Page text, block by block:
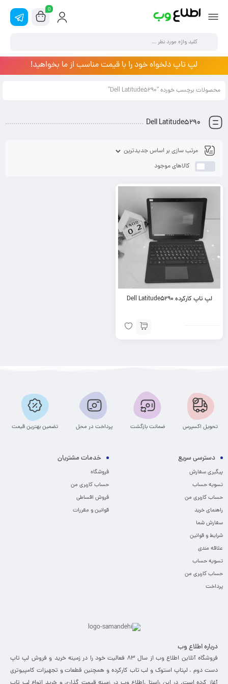
0
لپ تاپ دلخواه خود را با قیمت مناسب از ما بخواهید!
محصولات برچسب خورده “Dell Latitude5290”
Dell Latitude5290
کالاهای موجود
لپ تاپ کارکرده Dell Latitude5290
تحویل اکسپرس ضمانت بازگشت پرداخت در محل تضمین بهترین قیمت
دسترسی سریع
پیگیری سفارش
تسویه حساب
حساب کاربری من
راهنمای خرید
سفارش شما
شرایط و قوانین
علاقه مندی
تسویه حساب
حساب کاربری من
پرداخت
خدمات مشتریان
فروشگاه
حساب کاربری من
فروش اقساطی
قوانین و مقررات
درباره اطلاع وب
فروشگاه آنلاین اطلاع وب از سال 83 فعالیت خود را در زمینه خرید و فروش لپ تاپ
دست دوم ، لپتاپ استوک و لب تاب کارکرده و همچنین قطعات و تجهیزات کامپیوتری